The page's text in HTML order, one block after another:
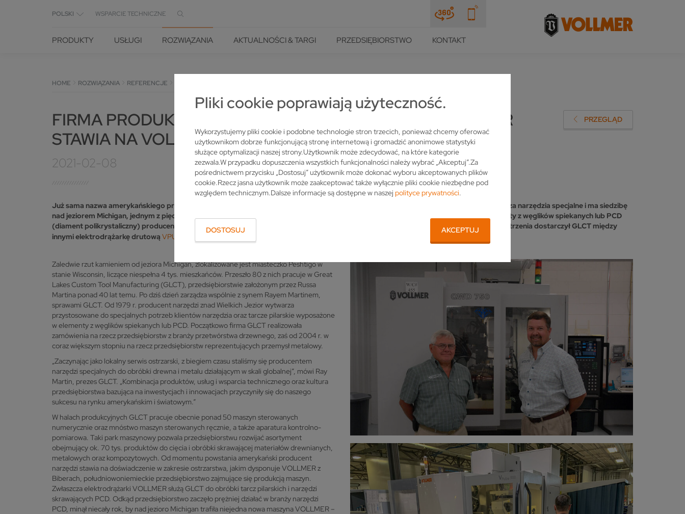
Pliki cookie poprawiają użyteczność.
Wykorzystujemy pliki cookie i podobne technologie stron trzecich, ponieważ chcemy oferować
użytkownikom dobrze funkcjonującą stronę internetową i gromadzić anonimowe statystyki
służące optymalizacji naszej strony.Użytkownik może zdecydować, na które kategorie
zezwala.W przypadku dopuszczenia wszystkich funkcjonalności należy wybrać „Akceptuj”.Za
pośrednictwem przycisku „Dostosuj” użytkownik może dokonać wyboru akceptowanych plików
cookie.Rzecz jasna użytkownik może zaakceptować także wyłącznie pliki cookie niezbędne pod
względem technicznym.Dalsze informacje są dostępne w naszej polityce prywatności.
DOSTOSUJ AKCEPTUJ
POLSKI WSPARCIE TECHNICZNE
PRODUKTY USŁUGI ROZWIĄZANIA AKTUALNOŚCI & TARGI PRZEDSIĘBIORSTWO KONTAKT
HOME ROZWIĄZANIA REFERENCJE
FIRMA PRODUKUJĄCA NARZĘDZIA ZNAD WIELKICH JEZIOR
STAWIA NA VOLLMER
2021-02-08
PRZEGLĄD
Już sama nazwa amerykańskiego przedsiębiorstwa Great Lakes Custom Tool Manufacturing (GLCT) jest jego wizytówką: GLCT wytwarza narzędzia specjalne i ma siedzibę
nad jeziorem Michigan, jednym z pięciu Wielkich Jezior Ameryki Północnej. Do obróbki narzędzi i tarcz pilarskich wyposażonych w elementy z węglików spiekanych lub PCD
(diament polikrystaliczny) producent wykorzystuje łącznie 19 maszyn marki VOLLMER. Niedawno południowoniemiecki specjalista od ostrzenia dostarczył GLCT między
innymi elektrodrążarkę drutową VPULSE 500
Zaledwie rzut kamieniem od jeziora Michigan, zlokalizowane jest miasteczko Peshtigo w
stanie Wisconsin, liczące niespełna 4 tys. mieszkańców. Przeszło 80 z nich pracuje w Great
Lakes Custom Tool Manufacturing (GLCT), przedsiębiorstwie założonym przez Russa
Martina ponad 40 lat temu. Po dziś dzień zarządza wspólnie z synem Rayem Martinem,
sprawami GLCT. Od 1979 r. producent narzędzi znad Wielkich Jezior wytwarza
przystosowane do specjalnych potrzeb klientów narzędzia oraz tarcze pilarskie wyposażone
w elementy z węglików spiekanych lub PCD. Początkowo firma GLCT realizowała
zamówienia na rzecz przedsiębiorstw z branży przetwórstwa drzewnego, zaś od 2004 r. w
coraz większym stopniu na rzecz przedsiębiorstw reprezentujących przemysł metalowy.
„Zaczynając jako lokalny serwis ostrzarski, z biegiem czasu staliśmy się producentem
narzędzi specjalnych do obróbki drewna i metalu działającym w skali globalnej”, mówi Ray
Martin, prezes GLCT. „Kombinacja produktów, usług i wsparcia technicznego oraz kultura
przedsiębiorstwa bazująca na inwestycjach i innowacjach przyczyniły się do naszego
sukcesu na rynku amerykańskim i światowym.”
W halach produkcyjnych GLCT pracuje obecnie ponad 50 maszyn sterowanych
numerycznie oraz mnóstwo maszyn sterowanych ręcznie, a także aparatura kontrolno-
pomiarowa. Taki park maszynowy pozwala przedsiębiorstwu rozwijać asortyment
obejmujący ok. 70 tys. produktów do cięcia i obróbki skrawającej materiałów drewnianych,
metalowych oraz kompozytowych. Od momentu powstania amerykański producent
narzędzi stawia na doświadczenie w zakresie ostrzarstwa, jakim dysponuje VOLLMER z
Biberach, południowoniemieckie przedsiębiorstwo zajmujące się produkcją maszyn.
Zwłaszcza elektrodrążarki VOLLMER służą GLCT do obróbki tarcz pilarskich i narzędzi
skrawających PCD. Odkąd przedsiębiorstwo zaczęło prężniej działać w branży narzędzi
PCD, minął niecały rok, by nad jezioro Michigan trafiła niejedna nowa maszyna VOLLMER –